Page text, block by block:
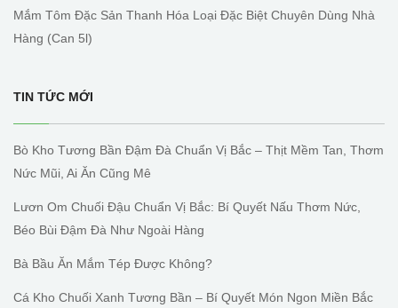
Mắm Tôm Đặc Sản Thanh Hóa Loại Đặc Biệt Chuyên Dùng Nhà
Hàng (can 5l)
TIN TỨC MỚI
Bò Kho Tương Bần Đậm Đà Chuẩn Vị Bắc – Thịt Mềm Tan, Thơm
Nức Mũi, Ai Ăn Cũng Mê
Lươn Om Chuối Đậu Chuẩn Vị Bắc: Bí Quyết Nấu Thơm Nức,
Béo Bùi Đậm Đà Như Ngoài Hàng
Bà Bầu Ăn Mắm Tép Được Không?
Cá Kho Chuối Xanh Tương Bần – Bí Quyết Món Ngon Miền Bắc